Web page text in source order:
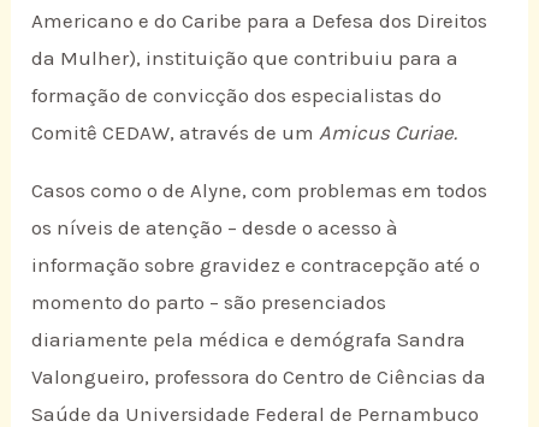
Americano e do Caribe para a Defesa dos Direitos
da Mulher), instituição que contribuiu para a
formação de convicção dos especialistas do
Comitê CEDAW, através de umAmicus Curiae.
Casos como o de Alyne, com problemas em todos
os níveis de atenção – desde o acesso à
informação sobre gravidez e contracepção até o
momento do parto – são presenciados
diariamente pela médica e demógrafa Sandra
Valongueiro, professora do Centro de Ciências da
Saúde da Universidade Federal de Pernambuco